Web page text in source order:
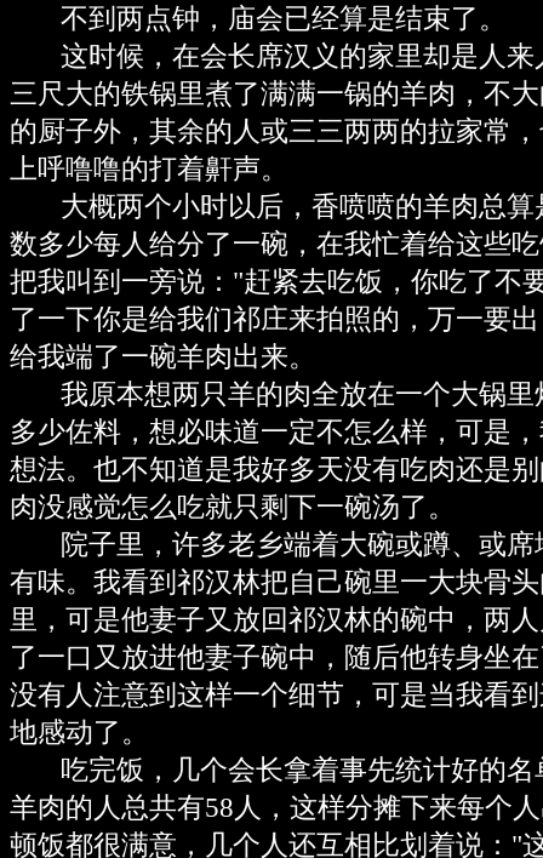
不到两点钟，庙会已经算是结束了。
这时候，在会长席汉义的家里却是人来
三尺大的铁锅里煮了满满一锅的羊肉，不
的厨子外，其余的人或三三两两的拉家常
上呼噜噜的打着鼾声。
大概两个小时以后，香喷喷的羊肉总算
数多少每人给分了一碗，在我忙着给这些
把我叫到一旁说："赶紧去吃饭，你吃了不
了一下你是给我们祁庄来拍照的，万一要
给我端了一碗羊肉出来。
我原本想两只羊的肉全放在一个大锅里
多少佐料，想必味道一定不怎么样，可是
想法。也不知道是我好多天没有吃肉还是
肉没感觉怎么吃就只剩下一碗汤了。
院子里，许多老乡端着大碗或蹲、或席
有味。我看到祁汉林把自己碗里一大块骨
里，可是他妻子又放回祁汉林的碗中，两
了一口又放进他妻子碗中，随后他转身坐
没有人注意到这样一个细节，可是当我看
地感动了。
吃完饭，几个会长拿着事先统计好的名
羊肉的人总共有58人，这样分摊下来每个
顿饭都很满意，几个人还互相比划着说："